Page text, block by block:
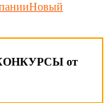
Новый
от